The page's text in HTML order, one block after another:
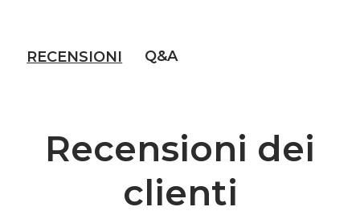
RECENSIONI Q&A
Recensioni dei
clienti